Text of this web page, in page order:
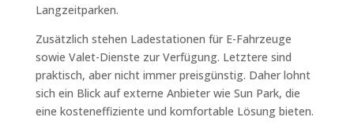
Langzeitparken.
Zusätzlich stehen Ladestationen für E-Fahrzeuge
sowie Valet-Dienste zur Verfügung. Letztere sind
praktisch, aber nicht immer preisgünstig. Daher lohnt
sich ein Blick auf externe Anbieter wie Sun Park, die
eine kosteneffiziente und komfortable Lösung bieten.